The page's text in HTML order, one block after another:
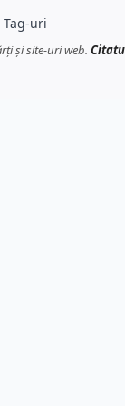
Tag-uri
și site-uri web.